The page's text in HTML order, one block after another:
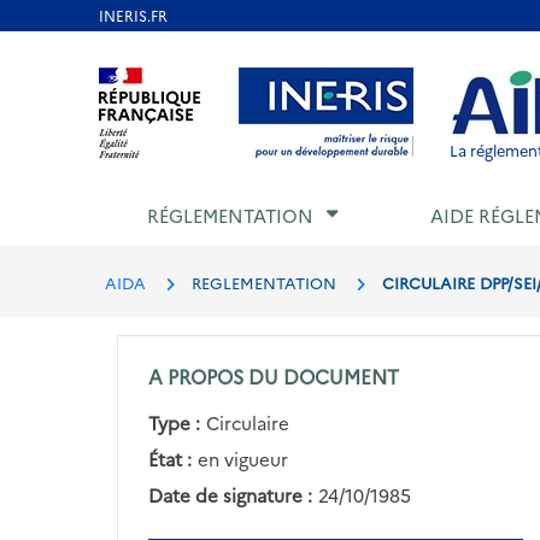
Aller au contenu Aller au menu Aller au
La
RÉGLEMENTATION AIDE
AIDA REGLEMENTATION CIRCULAIRE DPP/
A PROPOS DU DOCUMENT
Type : Circulaire
État : en vigueur
Date de signature : 24/10/1985